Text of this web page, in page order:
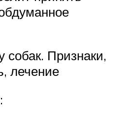
Признаки,
лечение